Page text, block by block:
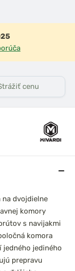
na dvojdielne
komory
s navijakmi
komora
jediného
prepravu
cenu